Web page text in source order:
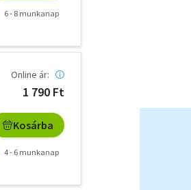
6 - 8 munkanap
Online ár:
1 790 Ft
Kosárba
4 - 6 munkanap